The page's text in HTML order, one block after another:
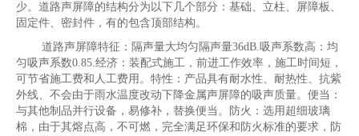
少。道路声屏障的结构分为以下几个部分：基础、立柱、屏障板、
固定件、密封件，有的包含顶部结构。
道路声屏障特征：隔声量大均匀隔声量36dB.吸声系数高：均
匀吸声系数0.85.经济：装配式施工，前进工作效率，施工时间短，
可节省施工费和人工费用。特性：产品具有耐水性、耐热性、抗紫
外线、不会由于雨水温度改动下降金属声屏障的吸声质量。便当：
与其他制品并行设备，易修补，替换便当。防火：选用超细玻璃
棉，由于其熔点高，不可燃，完全满足环保和防火标准的要求，防